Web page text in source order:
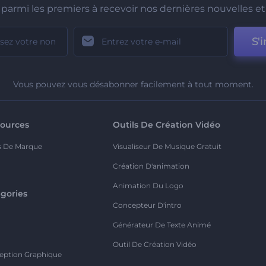
parmi les premiers à recevoir nos dernières nouvelles et
Vous pouvez vous désabonner facilement à tout moment.
De Marque
Graphique
Outils De Création Vidéo
Visualiseur De Musique Gratuit
Création D'animation
Animation Du Logo
Concepteur D'intro
Générateur De Texte Animé
Outil De Création Vidéo